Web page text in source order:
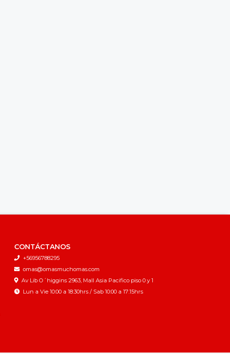
CONTÁCTANOS
+56956788295
omas@omasmuchomas.com
Av Lib O´higgins 2963, Mall Asia Pacifico piso 0 y 1
Lun a Vie 10:00 a 18:30hrs / Sab 10:00 a 17:15hrs